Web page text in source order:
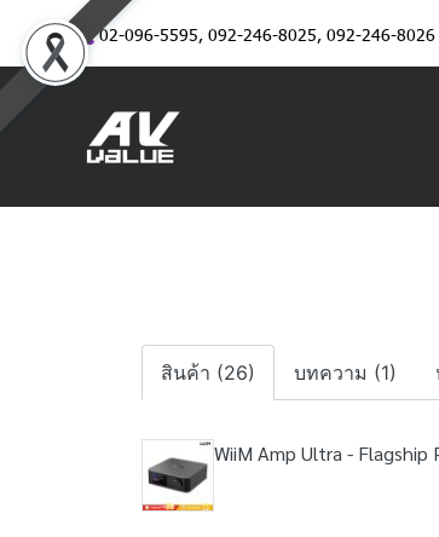
02-096-5595, 092-246-8025, 092-246-8026
สินค้า (26) บทความ (1)
WiiM Amp Ultra -